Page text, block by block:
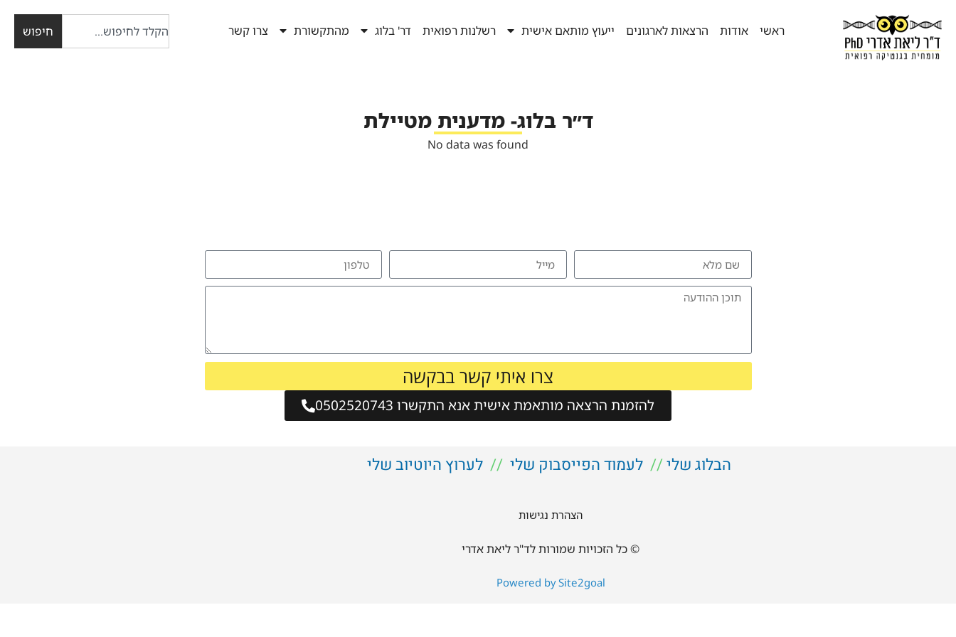
ראשי אודות הרצאות לארגונים ייעוץ מותאם אישית רשלנות רפואית דר' בלוג מהתקשורת צרו קשר חיפוש
ד״ר בלוג- מדענית מטיילת
No data was found
צרו איתי קשר בבקשה
להזמנת הרצאה מותאמת אישית אנא התקשרו 0502520743
הבלוג שלי// לעמוד הפייסבוק שלי //לערוץ היוטיוב שלי
הצהרת נגישות
© כל הזכויות שמורות לד"ר ליאת אדרי
Powered by Site2goal